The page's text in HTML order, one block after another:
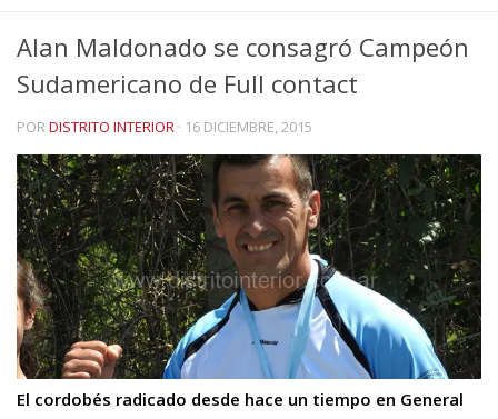
Alan Maldonado se consagró Campeón
Sudamericano de Full contact
PORDISTRITO INTERIOR · 16 DICIEMBRE, 2015
El cordobés radicado desde hace un tiempo en General